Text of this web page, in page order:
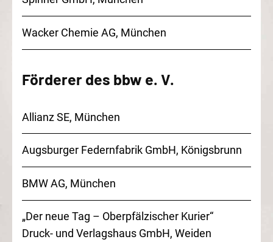
Wacker Chemie AG, München
Förderer des bbw e. V.
Allianz SE, München
Augsburger Federnfabrik GmbH, Königsbrunn
BMW AG, München
„Der neue Tag – Oberpfälzischer Kurier“
Druck- und Verlagshaus GmbH, Weiden